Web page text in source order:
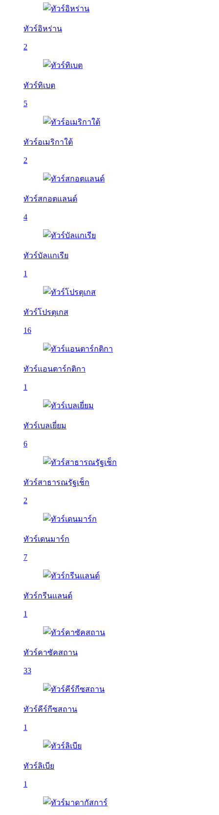
ทัวร์อิหร่าน
2
ทัวร์ทิเบต
5
ทัวร์อเมริกาใต้
2
ทัวร์สกอตแลนด์
4
ทัวร์บัลเเกเรีย
1
ทัวร์โปรตุเกส
16
ทัวร์แอนตาร์กติกา
1
ทัวร์เบลเยี่ยม
6
ทัวร์สาธารณรัฐเช็ก
2
ทัวร์เดนมาร์ก
7
ทัวร์กรีนแลนด์
1
ทัวร์คาซัคสถาน
33
ทัวร์คีร์กีซสถาน
1
ทัวร์ลิเบีย
1